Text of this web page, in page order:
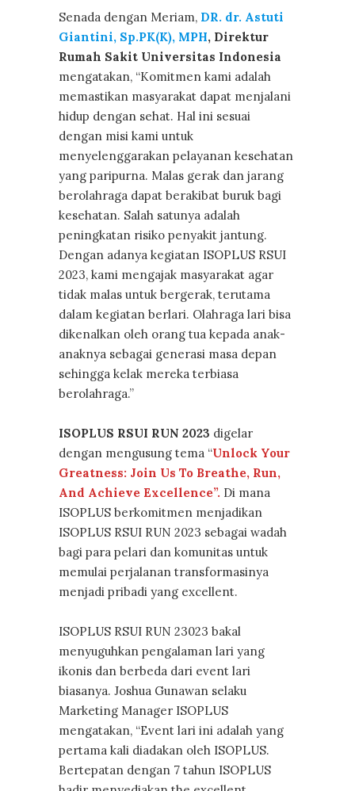
Senada dengan Meriam, DR. dr. Astuti
Giantini, Sp.PK(K), MPH, Direktur
Rumah Sakit Universitas Indonesia
mengatakan, “Komitmen kami adalah
memastikan masyarakat dapat menjalani
hidup dengan sehat. Hal ini sesuai
dengan misi kami untuk
menyelenggarakan pelayanan kesehatan
yang paripurna. Malas gerak dan jarang
berolahraga dapat berakibat buruk bagi
kesehatan. Salah satunya adalah
peningkatan risiko penyakit jantung.
Dengan adanya kegiatan ISOPLUS RSUI
2023, kami mengajak masyarakat agar
tidak malas untuk bergerak, terutama
dalam kegiatan berlari. Olahraga lari bisa
dikenalkan oleh orang tua kepada anak-
anaknya sebagai generasi masa depan
sehingga kelak mereka terbiasa
berolahraga.”
ISOPLUS RSUI RUN 2023 digelar
dengan mengusung tema “Unlock Your
Greatness: Join Us To Breathe, Run,
And Achieve Excellence”. Di mana
ISOPLUS berkomitmen menjadikan
ISOPLUS RSUI RUN 2023 sebagai wadah
bagi para pelari dan komunitas untuk
memulai perjalanan transformasinya
menjadi pribadi yang excellent.
ISOPLUS RSUI RUN 23023 bakal
menyuguhkan pengalaman lari yang
ikonis dan berbeda dari event lari
biasanya. Joshua Gunawan selaku
Marketing Manager ISOPLUS
mengatakan, “Event lari ini adalah yang
pertama kali diadakan oleh ISOPLUS.
Bertepatan dengan 7 tahun ISOPLUS